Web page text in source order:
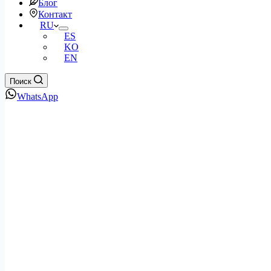
Блог
Контакт
RU
ES
KO
EN
Поиск
WhatsApp